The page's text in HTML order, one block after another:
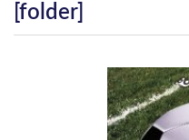
[folder]